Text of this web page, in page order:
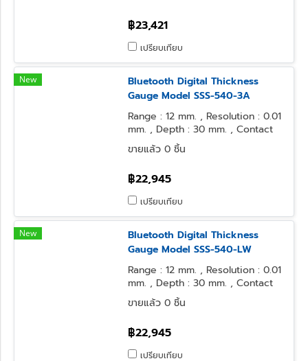
฿23,421
เปรียบเทียบ
New
Bluetooth Digital Thickness
Gauge Model SSS-540-3A
Range : 12 mm. , Resolution : 0.01
mm. , Depth : 30 mm. , Contact
Point : φ5 Flat , Anvil Form : φ5
Flat
ขายแล้ว 0 ชิ้น
฿22,945
เปรียบเทียบ
New
Bluetooth Digital Thickness
Gauge Model SSS-540-LW
Range : 12 mm. , Resolution : 0.01
mm. , Depth : 30 mm. , Contact
Point : φ3.2 Ball , Anvil Form : φ3.2
Ball
ขายแล้ว 0 ชิ้น
฿22,945
เปรียบเทียบ